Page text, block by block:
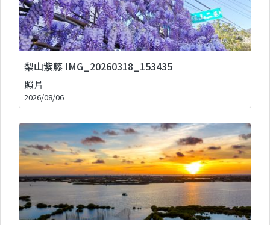
梨山紫藤 IMG_20260318_153435
照片
2026/08/06